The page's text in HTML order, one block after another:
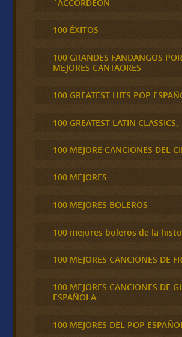
´ACCORDEÓN
100 ÉXITOS
100 GRANDES FANDANGOS
MEJORES CANTAORES
100 GREATEST HITS POP
100 GREATEST LATIN CLASSICS,
100 MEJORE CANCIONES DEL
100 MEJORES
100 MEJORES BOLEROS
100 mejores boleros de la
100 MEJORES CANCIONES DE
100 MEJORES CANCIONES DE
ESPAÑOLA
100 MEJORES DEL POP